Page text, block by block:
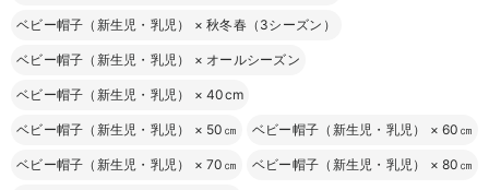
ベビー帽子（新生児・乳児） ×秋冬春（3シーズン）
ベビー帽子（新生児・乳児） × オールシーズン
ベビー帽子（新生児・乳児） ×40cm
ベビー帽子（新生児・乳児） × 50㎝ ベビー帽子（新生児・乳児） ×60㎝
ベビー帽子（新生児・乳児） ×70㎝ ベビー帽子（新生児・乳児） ×80㎝